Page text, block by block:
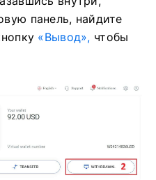
внутри,
панель, найдите